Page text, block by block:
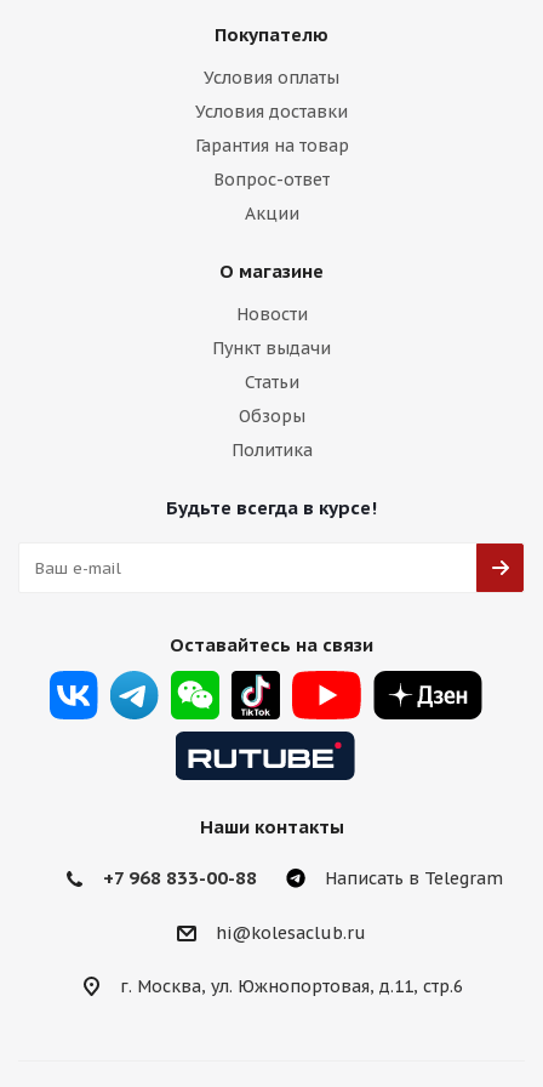
2W Wheels HX 990 8j-17 6*139,7 ET-12 d106,1 Matt
Подробнее
Покупателю
Условия оплаты
Условия доставки
Гарантия на товар
Вопрос-ответ
Акции
О магазине
Новости
Пункт выдачи
Статьи
Обзоры
Политика
Будьте всегда в курсе!
Оставайтесь на связи
Наши контакты
+7 968 833-00-88 Написать в Telegram
hi@kolesaclub.ru
г. Москва, ул. Южнопортовая, д.11, стр.6